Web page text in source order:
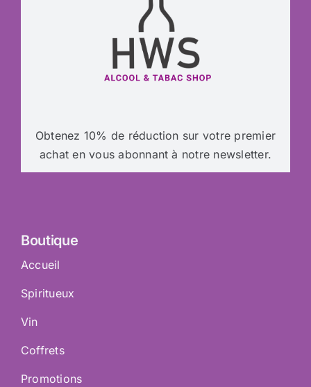
Obtenez 10% de réduction sur votre premier
achat en vous abonnant à notre newsletter.
Boutique
Accueil
Spiritueux
Vin
Coffrets
Promotions